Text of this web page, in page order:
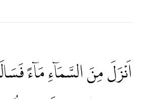
اَنْزَلَ مِنَ السَّمَاۤءِ مَاۤءً